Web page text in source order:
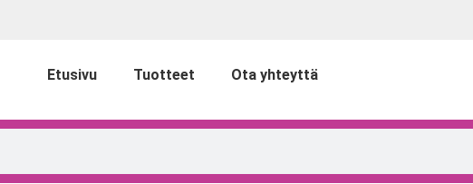
Etusivu Tuotteet Ota yhteyttä